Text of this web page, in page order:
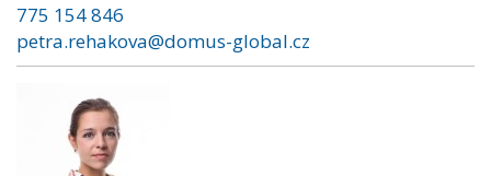
775 154 846
petra.rehakova@domus-global.cz